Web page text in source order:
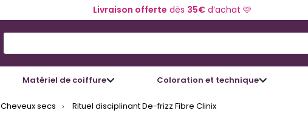
Livraison offerte dès 35€d’achat 🩷
Matériel de coiffure Coloration et technique
Cheveux secs Rituel disciplinant De-frizz Fibre Clinix